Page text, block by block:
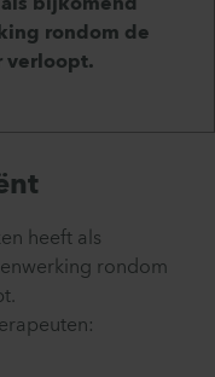
bijkomend
rondom de
verloopt.
heeft als
rondom